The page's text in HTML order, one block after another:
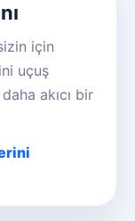
için
uçuş
akıcı bir